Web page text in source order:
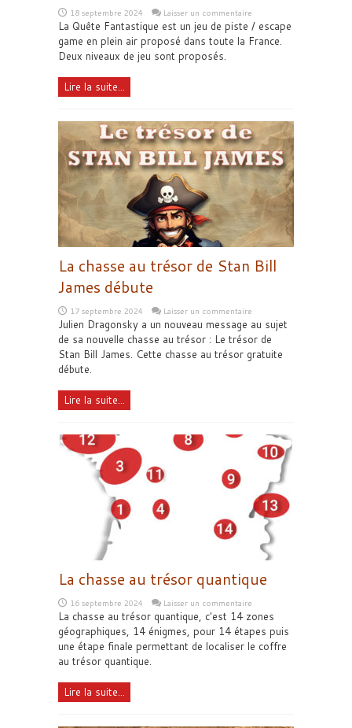
18 septembre 2024 Laisser un commentaire
La Quête Fantastique est un jeu de piste / escape
game en plein air proposé dans toute la France.
Deux niveaux de jeu sont proposés.
Lire la suite...
La chasse au trésor de Stan Bill
James débute
17 septembre 2024 Laisser un commentaire
Julien Dragonsky a un nouveau message au sujet
de sa nouvelle chasse au trésor : Le trésor de
Stan Bill James. Cette chasse au trésor gratuite
débute.
Lire la suite...
La chasse au trésor quantique
16 septembre 2024 Laisser un commentaire
La chasse au trésor quantique, c'est 14 zones
géographiques, 14 énigmes, pour 14 étapes puis
une étape finale permettant de localiser le coffre
au trésor quantique.
Lire la suite...